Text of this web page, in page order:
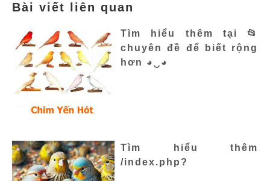
Bài viết liên quan
Tìm hiểu thêm tại 📂
chuyên đề để biết rộng
hơn ◕‿◕
Tìm hiểu thêm
/index.php?